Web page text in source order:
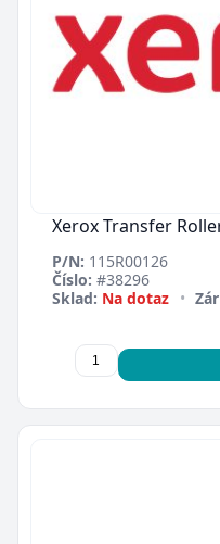
Xerox Transfer
P/N: 115R00126
Číslo: #38296
Sklad: Na dotaz •